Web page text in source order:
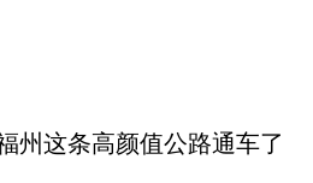
州这条高颜值公路通车了